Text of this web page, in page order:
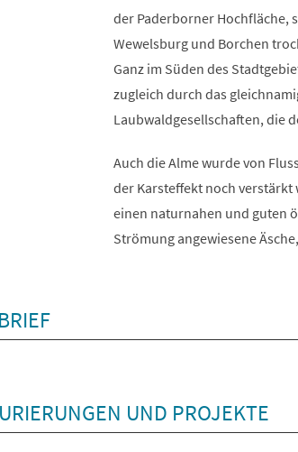
der Paderborner Hochfläche,
Wewelsburg und Borchen
Ganz im Süden des
zugleich durch das
Laubwaldgesellschaften, die
Auch die Alme wurde von
der Karsteffekt noch verstärkt
einen naturnahen und guten
Strömung angewiesene
UND PROJEKTE